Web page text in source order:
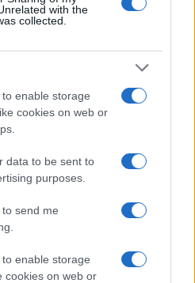
with the
collected.
enable storage
cookies on web or
data to be sent to
purposes.
send me
enable storage
cookies on web or
kialakult hosszú
számára
például
szóló jegyek
rendelkezésre álló
szöktek.
helyzet” – hogyan érinti az